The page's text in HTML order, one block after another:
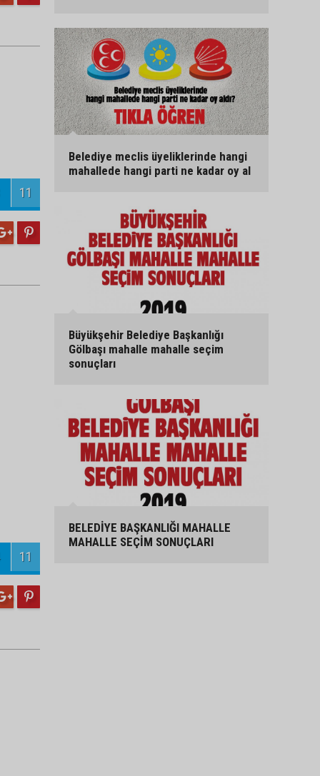
11
11
Belediye meclis üyeliklerinde hangi
mahallede hangi parti ne kadar oy al
Büyükşehir Belediye Başkanlığı
Gölbaşı mahalle mahalle seçim
sonuçları
BELEDİYE BAŞKANLIĞI MAHALLE
MAHALLE SEÇİM SONUÇLARI